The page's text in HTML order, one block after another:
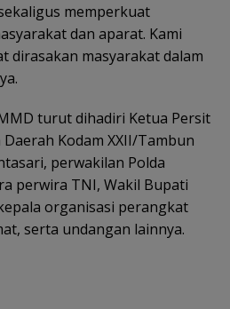
memperkuat
dan aparat. Kami
dirasakan masyarakat dalam
turut dihadiri Ketua Persit
Kodam XXII/Tambun
perwakilan Polda
perwira TNI, Wakil Bupati
organisasi perangkat
serta undangan lainnya.